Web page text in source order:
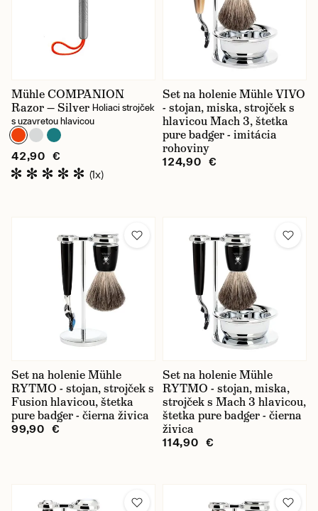
Mühle COMPANION
Razor — Silver Holiaci strojček
s uzavretou hlavicou
42,90 €
(1x)
Set na holenie Mühle VIVO
- stojan, miska, strojček s
hlavicou Mach 3, štetka
pure badger - imitácia
rohoviny
124,90 €
Set na holenie Mühle
RYTMO - stojan, strojček s
Fusion hlavicou, štetka
pure badger - čierna živica
99,90 €
Set na holenie Mühle
RYTMO - stojan, miska,
strojček s Mach 3 hlavicou,
štetka pure badger - čierna
živica
114,90 €